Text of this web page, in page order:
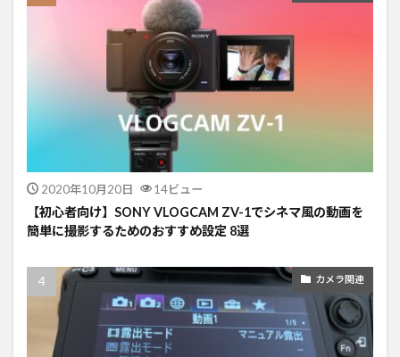
2020年10月20日 14ビュー
【初心者向け】SONY VLOGCAM ZV-1でシネマ風の動画を
簡単に撮影するためのおすすめ設定 8選
カメラ関連